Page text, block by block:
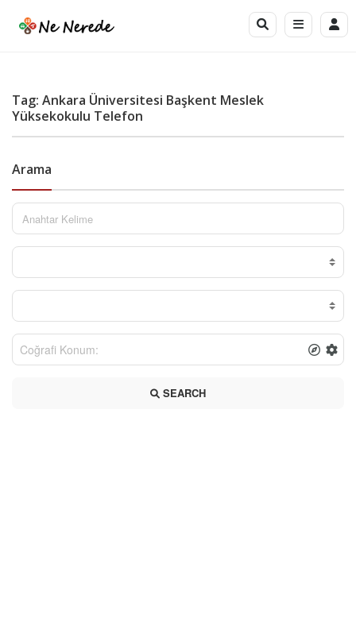
Tag: Ankara Üniversitesi Başkent Meslek
Yüksekokulu Telefon
Arama
SEARCH